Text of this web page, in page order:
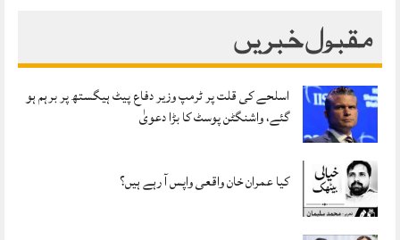
مقبول خبریں
اسلحے کی قلت پر ٹرمپ وزیر دفاع پیٹ ہیگستھ پر برہم ہو
گئے، واشنگٹن پوسٹ کا بڑا دعویٰ
کیا عمران خان واقعی واپس آ رہے ہیں؟